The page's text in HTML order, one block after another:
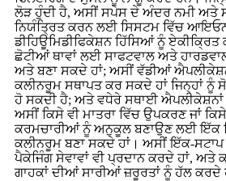
ਲੋੜ ਹੁੰਦੀ ਹੈ, ਅਸੀਂ ਸਪੇਸ ਦੇ ਅੰਦਰ ਨਮੀ ਅਤੇ
ਨਿਯੰਤ੍ਰਿਤ ਕਰਨ ਲਈ ਸਿਸਟਮ ਵਿੱਚ
ਡੀਹਿਊਮਿਡੀਫਿਕੇਸ਼ਨ ਹਿੱਸਿਆਂ ਨੂੰ
ਛੋਟੀਆਂ ਥਾਵਾਂ ਲਈ ਸਾਫਟਵਾਲ ਅਤੇ
ਅਤੇ ਬਣਾ ਸਕਦੇ ਹਾਂ; ਅਸੀਂ ਵੱਡੀਆਂ
ਕਲੀਨਰੂਮ ਸਥਾਪਤ ਕਰ ਸਕਦੇ ਹਾਂ ਜਿਨ੍ਹਾਂ ਨੂੰ
ਹੋ ਸਕਦੀ ਹੈ; ਅਤੇ ਵਧੇਰੇ ਸਥਾਈ ਐਪਲੀਕੇਸ਼ਨਾਂ
ਅਸੀਂ ਕਿਸੇ ਵੀ ਮਾਤਰਾ ਵਿੱਚ ਉਪਕਰਣ ਜਾਂ
ਕਰਮਚਾਰੀਆਂ ਨੂੰ ਅਨੁਕੂਲ ਬਣਾਉਣ ਲਈ ਇੱਕ
ਕਲੀਨਰੂਮ ਬਣਾ ਸਕਦੇ ਹਾਂ। ਅਸੀਂ ਇੱਕ-
ਪੈਕੇਜਿੰਗ ਸੇਵਾਵਾਂ ਵੀ ਪ੍ਰਦਾਨ ਕਰਦੇ ਹਾਂ, ਅਤੇ
ਗਾਹਕਾਂ ਦੀਆਂ ਸਾਰੀਆਂ ਜ਼ਰੂਰਤਾਂ ਨੂੰ ਹੱਲ ਕਰਦੇ